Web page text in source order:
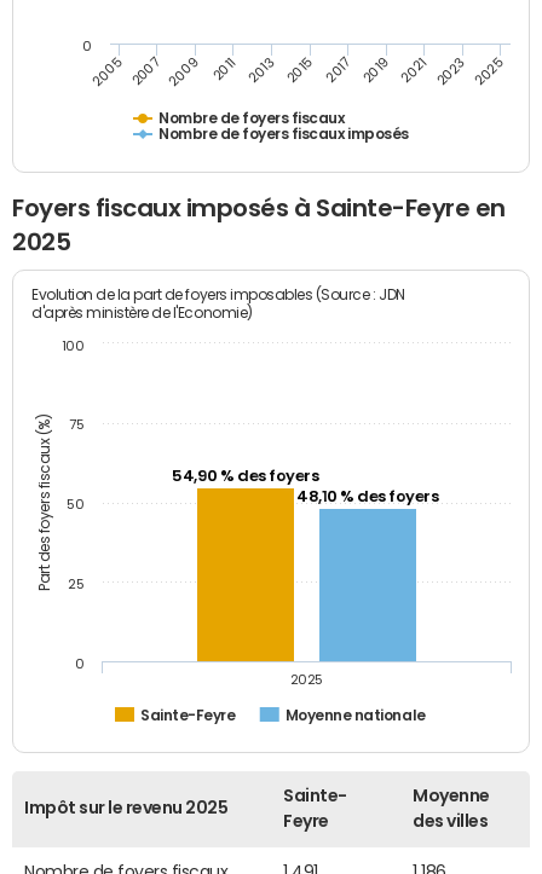
Nombre de foyers fiscaux
Nombre de foyers fiscaux imposés
2005 2007 2009 2011 2013 2015 2017 2019 2021 2023 2025
0
Foyers fiscaux imposés à Sainte-Feyre en
2025
Part des foyers fiscaux (%)
Evolution de la part de foyers imposables (Source : JDN
d'après ministère de l'Economie)
54,90 % des foyers
48,10 % des foyers
Sainte-Feyre Moyenne nationale
2025
0
25
50
75
100
Impôt sur le revenu 2025
Sainte-
Feyre
Moyenne
des villes